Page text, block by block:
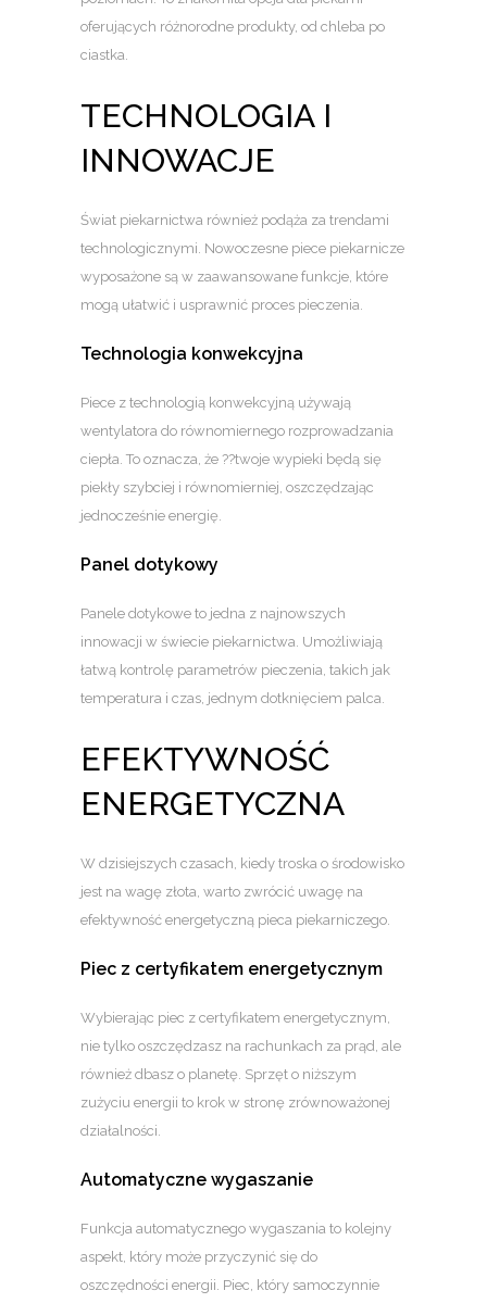
oferujących różnorodne produkty, od chleba po
ciastka.
TECHNOLOGIA I
INNOWACJE
Świat piekarnictwa również podąża za trendami
technologicznymi. Nowoczesne piece piekarnicze
wyposażone są w zaawansowane funkcje, które
mogą ułatwić i usprawnić proces pieczenia.
Technologia konwekcyjna
Piece z technologią konwekcyjną używają
wentylatora do równomiernego rozprowadzania
ciepła. To oznacza, że ??twoje wypieki będą się
piekły szybciej i równomierniej, oszczędzając
jednocześnie energię.
Panel dotykowy
Panele dotykowe to jedna z najnowszych
innowacji w świecie piekarnictwa. Umożliwiają
łatwą kontrolę parametrów pieczenia, takich jak
temperatura i czas, jednym dotknięciem palca.
EFEKTYWNOŚĆ
ENERGETYCZNA
W dzisiejszych czasach, kiedy troska o środowisko
jest na wagę złota, warto zwrócić uwagę na
efektywność energetyczną pieca piekarniczego.
Piec z certyfikatem energetycznym
Wybierając piec z certyfikatem energetycznym,
nie tylko oszczędzasz na rachunkach za prąd, ale
również dbasz o planetę. Sprzęt o niższym
zużyciu energii to krok w stronę zrównoważonej
działalności.
Automatyczne wygaszanie
Funkcja automatycznego wygaszania to kolejny
aspekt, który może przyczynić się do
oszczędności energii. Piec, który samoczynnie